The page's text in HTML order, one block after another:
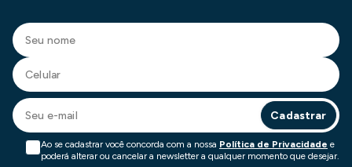
Cadastrar
Ao se cadastrar você concorda com a nossa Política de Privacidade e
poderá alterar ou cancelar a newsletter a qualquer momento que desejar.